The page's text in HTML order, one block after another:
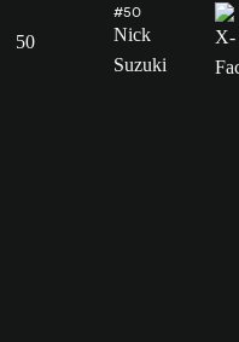
50
#50
Nick
Suzuki